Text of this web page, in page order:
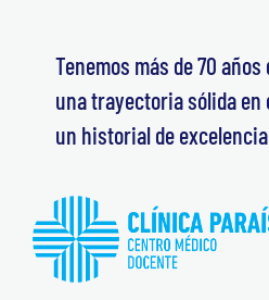
Tenemos más de 70
una trayectoria sólida en
un historial de